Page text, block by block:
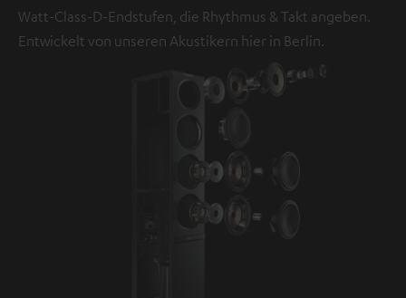
Watt-Class-D-Endstufen, die Rhythmus & Takt angeben.
Entwickelt von unseren Akustikern hier in Berlin.